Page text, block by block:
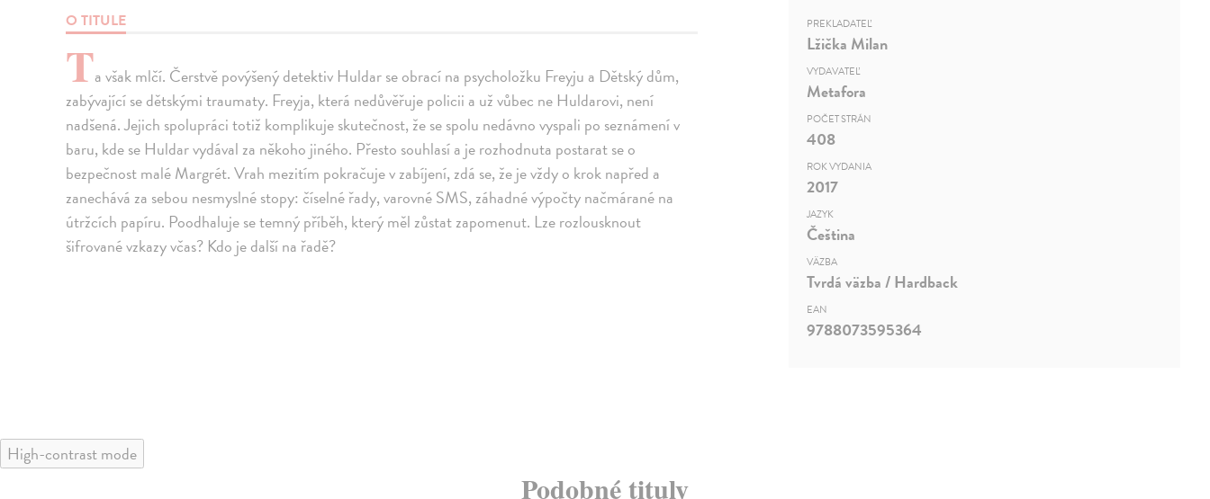
O TITULE
Ta však mlčí. Čerstvě povýšený detektiv Huldar se obrací na psycholožku Freyju a Dětský dům,
zabývající se dětskými traumaty. Freyja, která nedůvěřuje policii a už vůbec ne Huldarovi, není
nadšená. Jejich spolupráci totiž komplikuje skutečnost, že se spolu nedávno vyspali po seznámení v
baru, kde se Huldar vydával za někoho jiného. Přesto souhlasí a je rozhodnuta postarat se o
bezpečnost malé Margrét. Vrah mezitím pokračuje v zabíjení, zdá se, že je vždy o krok napřed a
zanechává za sebou nesmyslné stopy: číselné řady, varovné SMS, záhadné výpočty načmárané na
útržcích papíru. Poodhaluje se temný příběh, který měl zůstat zapomenut. Lze rozlousknout
šifrované vzkazy včas? Kdo je další na řadě?
PREKLADATEĽ
Lžička Milan
VYDAVATEĽ
Metafora
POČET STRÁN
408
ROK VYDANIA
2017
JAZYK
Čeština
VÄZBA
Tvrdá väzba / Hardback
EAN
9788073595364
High-contrast mode
Podobné tituly